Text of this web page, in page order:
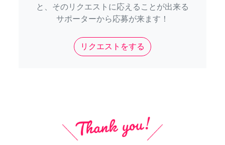
と、そのリクエストに応えることが出来る
サポーターから応募が来ます！
リクエストをする